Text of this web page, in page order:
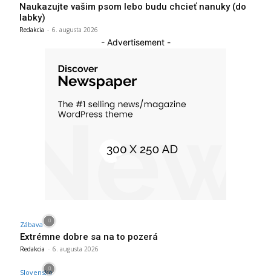
Naukazujte vašim psom lebo budu chcieť nanuky (do
labky)
Redakcia - 6. augusta 2026
- Advertisement -
Zábava
Extrémne dobre sa na to pozerá
Redakcia - 6. augusta 2026
Slovensko